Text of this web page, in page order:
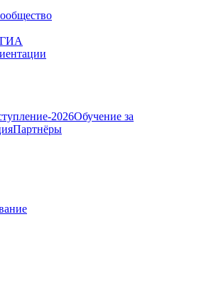
ГИА
2026Обучение за
Партнёры